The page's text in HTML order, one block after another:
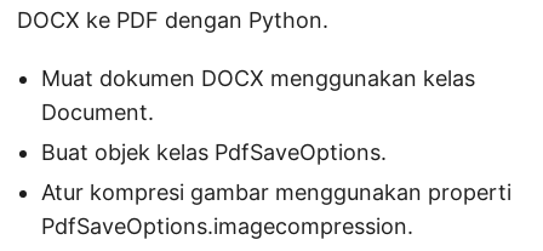
DOCX ke PDF dengan Python.
Muat dokumen DOCX menggunakan kelas
Document.
Buat objek kelas PdfSaveOptions.
Atur kompresi gambar menggunakan properti
PdfSaveOptions.imagecompression.